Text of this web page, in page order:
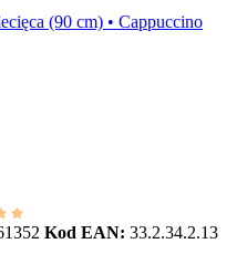
Kod EAN: 33.2.34.2.13